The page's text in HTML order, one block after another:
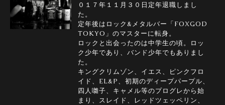
０１７年１１月３０日定年退職しまし
た。
定年後はロック&メタルバー「FOXGOD
TOKYO」のマスターに転身。
ロックと出会ったのは中学生の頃。ロッ
ク少年であり、バンド少年でもありまし
た。
キングクリムゾン、イエス、ピンクフロ
イド、EL&P、初期のディープパープル、
四人囃子、キャメル等のプログレから始
まり、スレイド、レッドツェッペリン、